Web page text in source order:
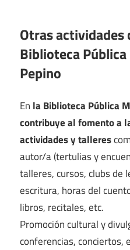
Otras actividades
Biblioteca
Pepino
En la Biblioteca Pública
contribuye al fomento a
actividades y talleres
autor/a (tertulias y
talleres, cursos, clubs de
escritura, horas del
libros, recitales, etc.
Promoción cultural y
conferencias, conciertos,